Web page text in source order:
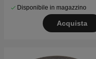
Disponibile in magazzino
Acquista